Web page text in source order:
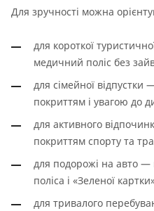
Для зручності можна
для короткої
медичний поліс без
для сімейної
покриттям і увагою до
для активного
покриттям спорту та
для подорожі на авто —
поліса і «Зеленої
для тривалого